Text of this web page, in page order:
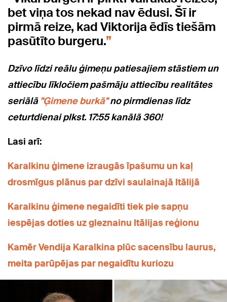
bet viņa tos nekad nav ēdusi. Šī ir
pirmā reize, kad Viktorija ēdīs tiešām
pasūtīto burgeru.
Dzīvo līdzi reālu ģimeņu patiesajiem stāstiem un
attiecību līkločiem pašmāju attiecību realitātes
seriālā "Ģimene burkā"no pirmdienas līdz
ceturtdienai plkst. 17:55 kanālā 360!
Lasi arī:
Karalkinu ģimene izraugās īpašumu un kaļ
drosmīgus plānus par dzīvi saulainajā Itālijā
Karalkinu ģimene negaidīti tiek pie sapņu
iespējas doties uz gleznainu Itālijas reģionu
Kamēr Vendija Karalkina plūc sacensību laurus,
meita parūpējas par negaidītu kuriozu